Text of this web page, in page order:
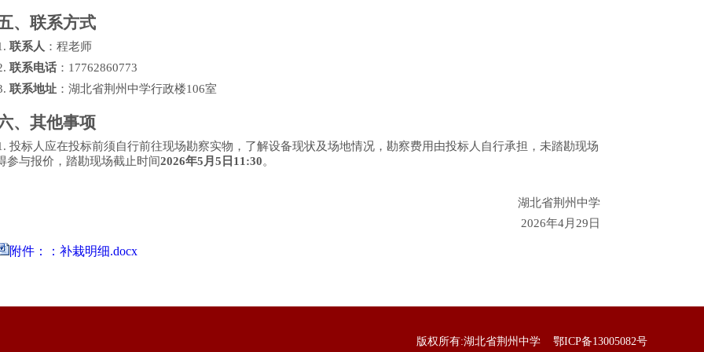
、联系方式
联系人 ：程老师
联系电话 ： 17762860773
联系地址 ：湖北省荆州中学行政楼106室
、其他事项
投标人应在投标前须自行前往现场勘察实物，了解设备现状及场地情况，勘察费用由投标人自行承担，未踏勘现场
参与报价，踏勘现场截止时间2026年5 月 5 日 11:30。
湖北省荆州中学
2026年4月 29 日
附件：：补栽明细.docx
版权所有:湖北省荆州中学 鄂ICP备13005082号